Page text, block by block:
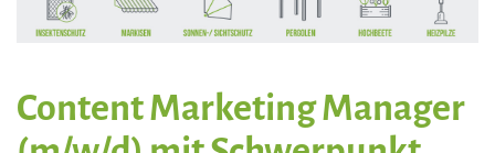
Content Marketing Manager